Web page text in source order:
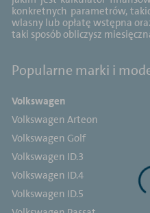
konkretnych parametrów,
wlasny lub opłatę wstępna
taki sposób obliczysz
Popularne marki i
Volkswagen
Volkswagen Arteon
Volkswagen Golf
Volkswagen ID.3
Volkswagen ID.4
Volkswagen ID.5